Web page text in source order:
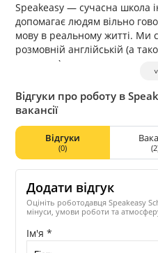
Speakeasy — сучасна школа
допомагає людям вільно
мову в реальному житті. Ми
розмовній англійській (а
напрями) та працюємо за
практики, мінімум «зайвої
на персоналізації
цілі кожного студента —
інтерактивній платформі та
мови, сучасної лексики й
спілкуванні. Ми
лексичний підходи, що
бачити результат.
навчання, а й про
де студенти та команда
розмовні клуби, онлайн-
підтримуємо розвиток і
˅
Відгуки про роботу в
вакансії
Відгуки
(0)
Додати відгук
Оцініть роботодавця Speakeasy
мінуси, умови роботи та
Ім'я *